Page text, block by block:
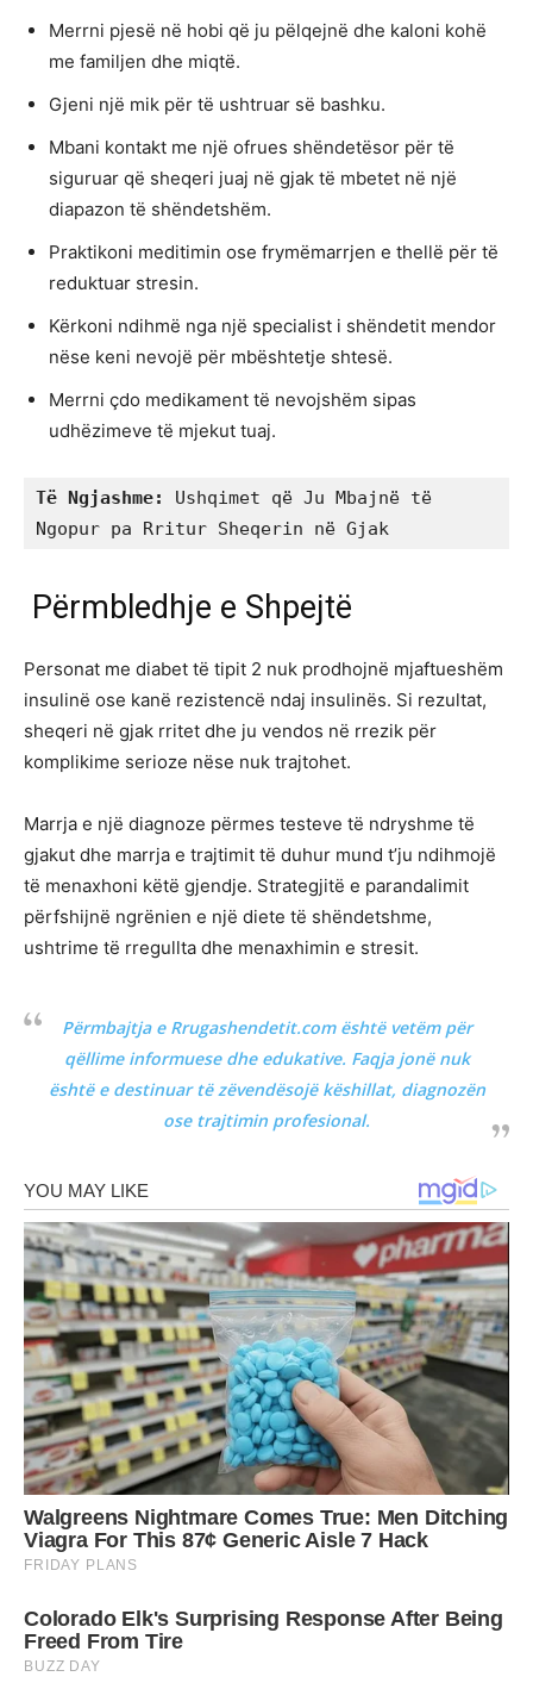
Merrni pjesë në hobi që ju pëlqejnë dhe kaloni kohë
me familjen dhe miqtë.
Gjeni një mik për të ushtruar së bashku.
Mbani kontakt me një ofrues shëndetësor për të
siguruar që sheqeri juaj në gjak të mbetet në një
diapazon të shëndetshëm.
Praktikoni meditimin ose frymëmarrjen e thellë për të
reduktuar stresin.
Kërkoni ndihmë nga një specialist i shëndetit mendor
nëse keni nevojë për mbështetje shtesë.
Merrni çdo medikament të nevojshëm sipas
udhëzimeve të mjekut tuaj.
Të Ngjashme:
Ushqimet që Ju Mbajnë të
Ngopur pa Rritur Sheqerin në Gjak
Përmbledhje e Shpejtë
Personat me diabet të tipit 2 nuk prodhojnë mjaftueshëm
insulinë ose kanë rezistencë ndaj insulinës. Si rezultat,
sheqeri në gjak rritet dhe ju vendos në rrezik për
komplikime serioze nëse nuk trajtohet.
Marrja e një diagnoze përmes testeve të ndryshme të
gjakut dhe marrja e trajtimit të duhur mund t’ju ndihmojë
të menaxhoni këtë gjendje. Strategjitë e parandalimit
përfshijnë ngrënien e një diete të shëndetshme,
ushtrime të rregullta dhe menaxhimin e stresit.
Përmbajtja e Rrugashendetit.com është vetëm për
qëllime informuese dhe edukative. Faqja jonë nuk
është e destinuar të zëvendësojë këshillat, diagnozën
ose trajtimin profesional.